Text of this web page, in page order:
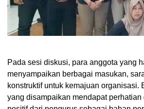
Pada sesi diskusi, para anggota yang
menyampaikan berbagai masukan,
konstruktif untuk kemajuan organisasi.
yang disampaikan mendapat perhatian